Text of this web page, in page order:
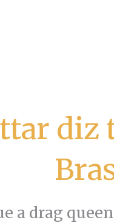
diz
a drag